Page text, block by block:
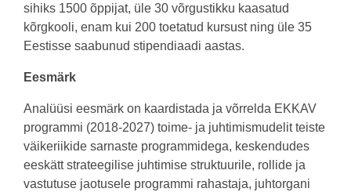
sihiks 1500 õppijat, üle 30 võrgustikku kaasatud
kõrgkooli, enam kui 200 toetatud kursust ning üle 35
Eestisse saabunud stipendiaadi aastas.
Eesmärk
Analüüsi eesmärk on kaardistada ja võrrelda EKKAV
programmi (2018-2027) toime- ja juhtimismudelit teiste
väikeriikide sarnaste programmidega, keskendudes
eeskätt strateegilise juhtimise struktuurile, rollide ja
vastutuse jaotusele programmi rahastaja, juhtorgani